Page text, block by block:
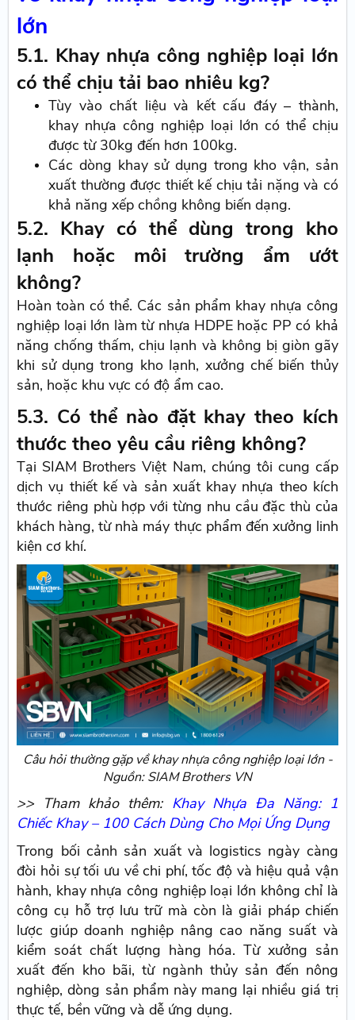
lớn
5.1. Khay nhựa công nghiệp loại lớn
có thể chịu tải bao nhiêu kg?
Tùy vào chất liệu và kết cấu đáy – thành,
khay nhựa công nghiệp loại lớn có thể chịu
được từ 30kg đến hơn 100kg.
Các dòng khay sử dụng trong kho vận, sản
xuất thường được thiết kế chịu tải nặng và có
khả năng xếp chồng không biến dạng.
5.2. Khay có thể dùng trong kho
lạnh hoặc môi trường ẩm ướt
không?
Hoàn toàn có thể. Các sản phẩm khay nhựa công
nghiệp loại lớn làm từ nhựa HDPE hoặc PP có khả
năng chống thấm, chịu lạnh và không bị giòn gãy
khi sử dụng trong kho lạnh, xưởng chế biến thủy
sản, hoặc khu vực có độ ẩm cao.
5.3. Có thể nào đặt khay theo kích
thước theo yêu cầu riêng không?
Tại SIAM Brothers Việt Nam, chúng tôi cung cấp
dịch vụ thiết kế và sản xuất khay nhựa theo kích
thước riêng phù hợp với từng nhu cầu đặc thù của
khách hàng, từ nhà máy thực phẩm đến xưởng linh
kiện cơ khí.
Câu hỏi thường gặp về khay nhựa công nghiệp loại lớn -
Nguồn: SIAM Brothers VN
>> Tham khảo thêm: Khay Nhựa Đa Năng: 1
Chiếc Khay – 100 Cách Dùng Cho Mọi Ứng Dụng
Trong bối cảnh sản xuất và logistics ngày càng
đòi hỏi sự tối ưu về chi phí, tốc độ và hiệu quả vận
hành, khay nhựa công nghiệp loại lớn không chỉ là
công cụ hỗ trợ lưu trữ mà còn là giải pháp chiến
lược giúp doanh nghiệp nâng cao năng suất và
kiểm soát chất lượng hàng hóa. Từ xưởng sản
xuất đến kho bãi, từ ngành thủy sản đến nông
nghiệp, dòng sản phẩm này mang lại nhiều giá trị
thực tế, bền vững và dễ ứng dụng.